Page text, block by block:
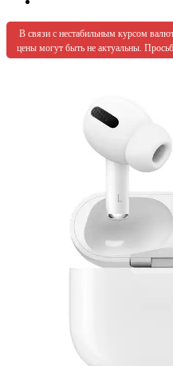
В связи с нестабильным курсом
цены могут быть не актуальны.